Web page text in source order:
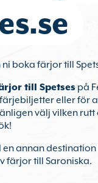
ni boka färjor till
till Spetses på
eller för
välj vilken
en annan
färjor till Saroniska.